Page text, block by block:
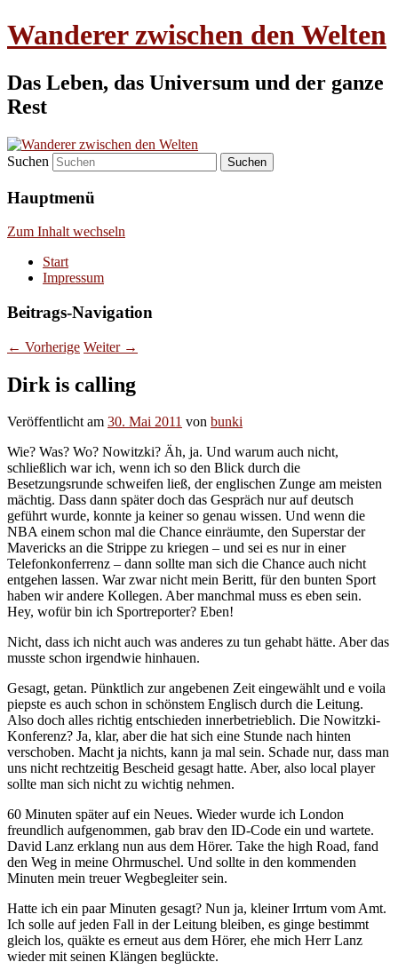
Wanderer zwischen den Welten
Das Leben, das Universum und der ganze
Rest
Suchen
Hauptmenü
Zum Inhalt wechseln
Start
Impressum
Beitrags-Navigation
← Vorherige Weiter →
Dirk is calling
Veröffentlicht am 30. Mai 2011 von bunki
Wie? Was? Wo? Nowitzki? Äh, ja. Und warum auch nicht,
schließlich war ich, wenn ich so den Blick durch die
Besetzungsrunde schweifen ließ, der englischen Zunge am meisten
mächtig. Dass dann später doch das Gespräch nur auf deutsch
geführt wurde, konnte ja keiner so genau wissen. Und wenn die
NBA einem schon mal die Chance einräumte, den Superstar der
Mavericks an die Strippe zu kriegen – und sei es nur in einer
Telefonkonferrenz – dann sollte man sich die Chance auch nicht
entgehen lassen. War zwar nicht mein Beritt, für den bunten Sport
haben wir andere Kollegen. Aber manchmal muss es eben sein.
Hey, wofür bin ich Sportreporter? Eben!
Nicht, dass ich nicht auch was anderes zu tun gehabt hätte. Aber das
musste schon irgendwie hinhauen.
Gesagt, getan. Pünktlich zur angebenen Zeit eingewählt und e voila
piepste es auch schon in schönstem Englisch durch die Leitung.
Also doch alles richtig entschieden innerbetrieblich. Die Nowitzki-
Konferenz? Ja, klar, aber die hat sich eine Stunde nach hinten
verschoben. Macht ja nichts, kann ja mal sein. Schade nur, dass man
uns nicht rechtzeitig Bescheid gesagt hatte. Aber, also local player
sollte man sich nicht zu wichtig nehmen.
60 Minuten später auf ein Neues. Wieder wurde ich London
freundlich aufgenommen, gab brav den ID-Code ein und wartete.
David Lanz erklang nun aus dem Hörer. Take the high Road, fand
den Weg in meine Ohrmuschel. Und sollte in den kommenden
Minuten mein treuer Wegbegleiter sein.
Hatte ich ein paar Minuten gesagt? Nun ja, kleiner Irrtum vom Amt.
Ich solle auf jeden Fall in der Leitung bleiben, es ginge bestimmt
gleich los, quäkte es erneut aus dem Hörer, ehe mich Herr Lanz
wieder mit seinen Klängen beglückte.